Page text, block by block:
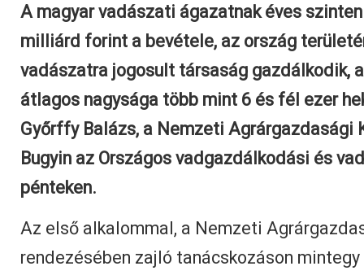
A magyar vadászati ágazatnak éves
milliárd forint a bevétele, az ország
vadászatra jogosult társaság gazdálkodik,
átlagos nagysága több mint 6 és fél ezer
Győrffy Balázs, a Nemzeti Agrárgazdasági
Bugyin az Országos vadgazdálkodási és
pénteken.
Az első alkalommal, a Nemzeti
rendezésében zajló tanácskozáson